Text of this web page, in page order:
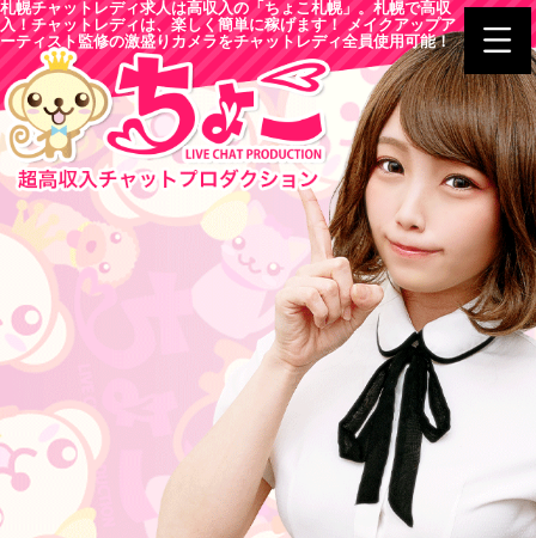
札幌チャットレディ求人は高収入の「ちょこ札幌」。札幌で高収
入！チャットレディは、楽しく簡単に稼げます！ メイクアップア
ーティスト監修の激盛りカメラをチャットレディ全員使用可能！